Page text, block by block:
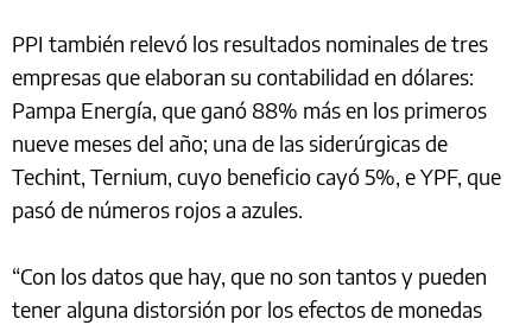
PPI también relevó los resultados nominales de tres
empresas que elaboran su contabilidad en dólares:
Pampa Energía, que ganó 88% más en los primeros
nueve meses del año; una de las siderúrgicas de
Techint, Ternium, cuyo beneficio cayó 5%, e YPF, que
pasó de números rojos a azules.
“Con los datos que hay, que no son tantos y pueden
tener alguna distorsión por los efectos de monedas